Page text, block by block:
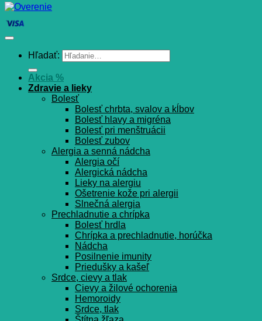
Hľadať:
Akcia %
Zdravie a lieky
Bolesť
Bolesť chrbta, svalov a kĺbov
Bolesť hlavy a migréna
Bolesť pri menštruácii
Bolesť zubov
Alergia a senná nádcha
Alergia očí
Alergická nádcha
Lieky na alergiu
Ošetrenie kože pri alergii
Slnečná alergia
Prechladnutie a chrípka
Bolesť hrdla
Chrípka a prechladnutie, horúčka
Nádcha
Posilnenie imunity
Priedušky a kašeľ
Srdce, cievy a tlak
Cievy a žilové ochorenia
Hemoroidy
Srdce, tlak